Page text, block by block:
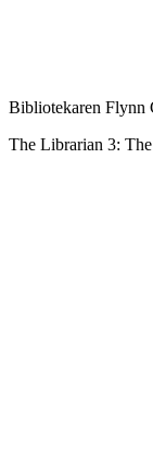
Bibliotekaren Flynn
The Librarian 3: